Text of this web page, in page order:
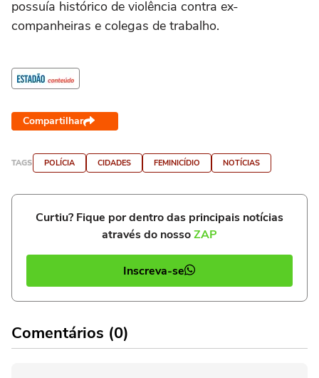
possuía histórico de violência contra ex-
companheiras e colegas de trabalho.
Compartilhar
TAGS POLÍCIA CIDADES FEMINICÍDIO NOTÍCIAS
Curtiu? Fique por dentro das principais notícias
através do nossoZAP
Inscreva-se
Comentários (0)